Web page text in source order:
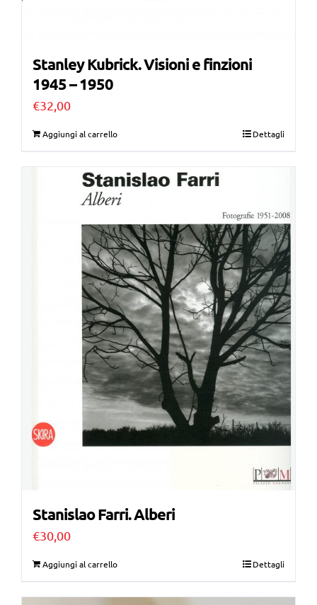
Stanley Kubrick. Visioni e finzioni
1945 – 1950
€32,00
Aggiungi al carrello Dettagli
Stanislao Farri. Alberi
€30,00
Aggiungi al carrello Dettagli